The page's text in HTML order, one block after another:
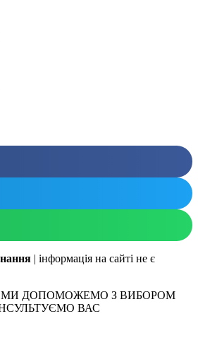
| інформація на сайті не є
МИ ДОПОМОЖЕМО З ВИБОРОМ
ВАС